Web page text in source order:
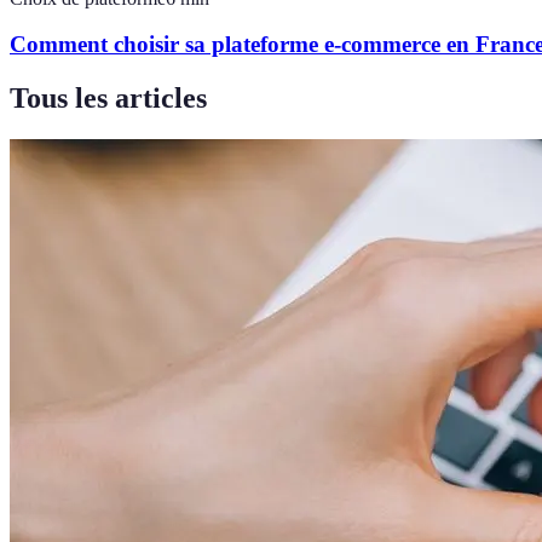
Comment choisir sa plateforme e-commerce en
Tous les articles